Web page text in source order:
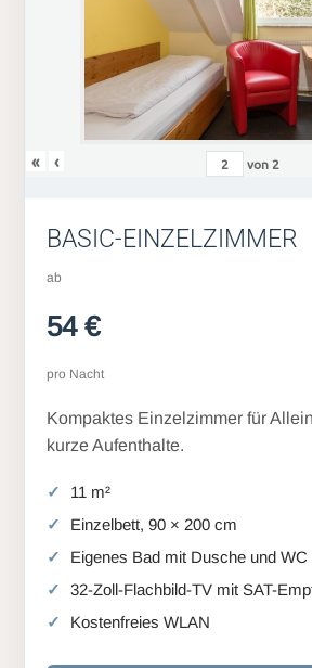
« ‹ von 2
BASIC-EINZELZIMMER
ab
54 €
pro Nacht
Kompaktes Einzelzimmer für
kurze Aufenthalte.
11 m²
Einzelbett, 90 × 200 cm
Eigenes Bad mit Dusche und WC
32-Zoll-Flachbild-TV mit SAT-
Kostenfreies WLAN